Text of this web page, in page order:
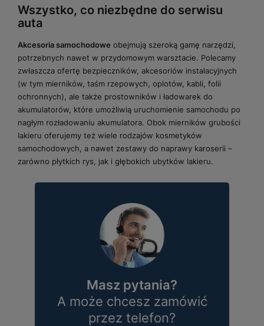
Wszystko, co niezbędne do serwisu
auta
Akcesoria samochodowe obejmują szeroką gamę narzędzi,
potrzebnych nawet w przydomowym warsztacie. Polecamy
zwłaszcza ofertę bezpieczników, akcesoriów instalacyjnych
(w tym mierników, taśm rzepowych, oplotów, kabli, folii
ochronnych), ale także prostowników i ładowarek do
akumulatorów, które umożliwią uruchomienie samochodu po
nagłym rozładowaniu akumulatora. Obok mierników grubości
lakieru oferujemy też wiele rodzajów kosmetyków
samochodowych, a nawet zestawy do naprawy karoserii –
zarówno płytkich rys, jak i głębokich ubytków lakieru.
Masz pytania?
A może chcesz zamówić
przez telefon?